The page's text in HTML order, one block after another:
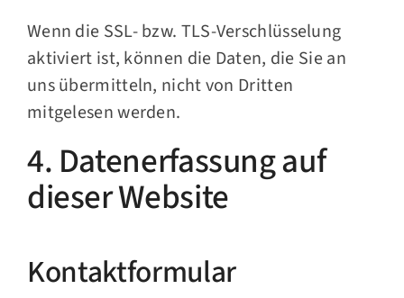
Wenn die SSL- bzw. TLS-Verschlüsselung
aktiviert ist, können die Daten, die Sie an
uns übermitteln, nicht von Dritten
mitgelesen werden.
4. Datenerfassung auf
dieser Website
Kontaktformular